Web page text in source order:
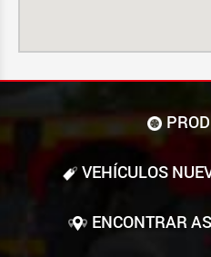
VEHÍCULOS
ENCONTRAR